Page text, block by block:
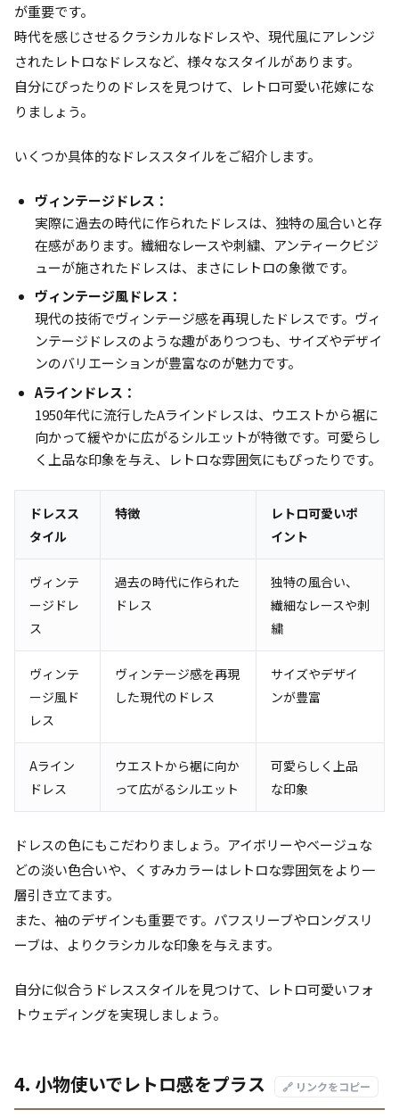
が重要です。
時代を感じさせるクラシカルなドレスや、現代風にアレンジ
されたレトロなドレスなど、様々なスタイルがあります。
自分にぴったりのドレスを見つけて、レトロ可愛い花嫁にな
りましょう。
いくつか具体的なドレススタイルをご紹介します。
ヴィンテージドレス：
実際に過去の時代に作られたドレスは、独特の風合いと存
在感があります。繊細なレースや刺繍、アンティークビジ
ューが施されたドレスは、まさにレトロの象徴です。
ヴィンテージ風ドレス：
現代の技術でヴィンテージ感を再現したドレスです。ヴィ
ンテージドレスのような趣がありつつも、サイズやデザイ
ンのバリエーションが豊富なのが魅力です。
Aラインドレス：
1950年代に流行したAラインドレスは、ウエストから裾に
向かって緩やかに広がるシルエットが特徴です。可愛らし
く上品な印象を与え、レトロな雰囲気にもぴったりです。
ドレスス
タイル
特徴
レトロ可愛いポ
イント
ヴィンテ
ージドレ
ス
過去の時代に作られた
ドレス
独特の風合い、
繊細なレースや刺
繍
ヴィンテ
ージ風ド
レス
ヴィンテージ感を再現
した現代のドレス
サイズやデザイ
ンが豊富
Aライン
ドレス
ウエストから裾に向か
って広がるシルエット
可愛らしく上品
な印象
ドレスの色にもこだわりましょう。アイボリーやベージュな
どの淡い色合いや、くすみカラーはレトロな雰囲気をより一
層引き立てます。
また、袖のデザインも重要です。パフスリーブやロングスリ
ーブは、よりクラシカルな印象を与えます。
自分に似合うドレススタイルを見つけて、レトロ可愛いフォ
トウェディングを実現しましょう。
4. 小物使いでレトロ感をプラス 🔗 リンクをコピー